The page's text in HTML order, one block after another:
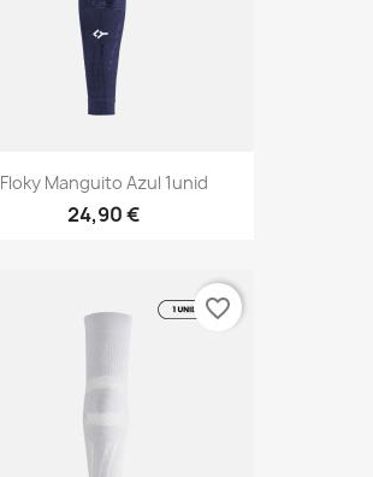
Floky Manguito Azul 1unid
24,90 €
favorite_border